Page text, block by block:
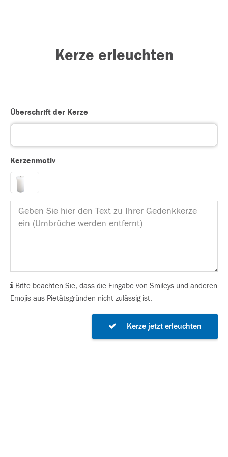
Kerze erleuchten
Überschrift der Kerze
Kerzenmotiv
Bitte beachten Sie, dass die Eingabe von Smileys und anderen
Emojis aus Pietätsgründen nicht zulässig ist.
Kerze jetzt erleuchten